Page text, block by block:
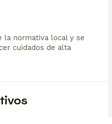
la normativa local y se
cuidados de alta